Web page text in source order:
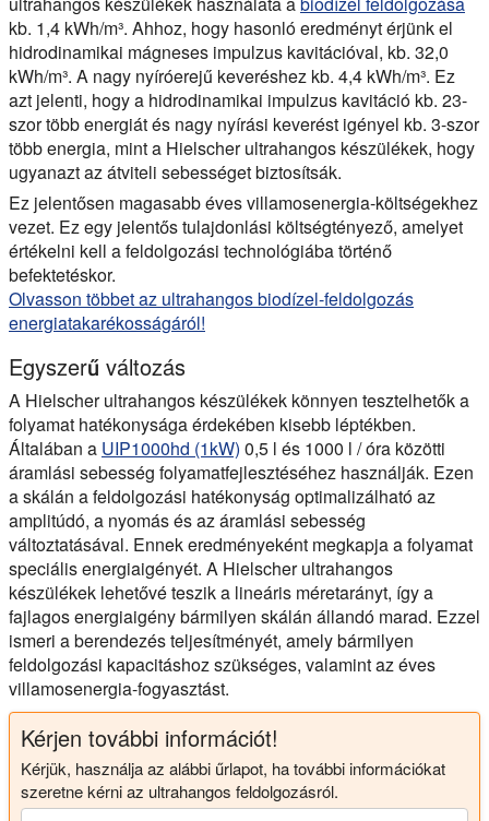
kb. 1,4 kWh/m³. Ahhoz, hogy hasonló eredményt érjünk el
hidrodinamikai mágneses impulzus kavitációval, kb. 32,0
kWh/m³. A nagy nyíróerejű keveréshez kb. 4,4 kWh/m³. Ez
azt jelenti, hogy a hidrodinamikai impulzus kavitáció kb. 23-
szor több energiát és nagy nyírási keverést igényel kb. 3-szor
több energia, mint a Hielscher ultrahangos készülékek, hogy
ugyanazt az átviteli sebességet biztosítsák.
Ez jelentősen magasabb éves villamosenergia-költségekhez
vezet. Ez egy jelentős tulajdonlási költségtényező, amelyet
értékelni kell a feldolgozási technológiába történő
befektetéskor.
Olvasson többet az ultrahangos biodízel-feldolgozás
energiatakarékosságáról!
Egyszerű változás
A Hielscher ultrahangos készülékek könnyen tesztelhetők a
folyamat hatékonysága érdekében kisebb léptékben.
Általában a UIP1000hd (1kW) 0,5 l és 1000 l / óra közötti
áramlási sebesség folyamatfejlesztéséhez használják. Ezen
a skálán a feldolgozási hatékonyság optimalizálható az
amplitúdó, a nyomás és az áramlási sebesség
változtatásával. Ennek eredményeként megkapja a folyamat
speciális energiaigényét. A Hielscher ultrahangos
készülékek lehetővé teszik a lineáris méretarányt, így a
fajlagos energiaigény bármilyen skálán állandó marad. Ezzel
ismeri a berendezés teljesítményét, amely bármilyen
feldolgozási kapacitáshoz szükséges, valamint az éves
villamosenergia-fogyasztást.
Kérjen további információt!
Kérjük, használja az alábbi űrlapot, ha további információkat
szeretne kérni az ultrahangos feldolgozásról.